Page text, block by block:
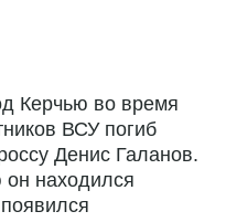
Керчью во время
ВСУ погиб
Денис Галанов.
находился